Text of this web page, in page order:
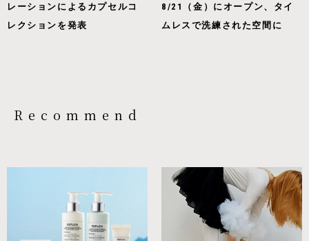
レーションによるカプセルコ
レクションを発表
8/21（金）にオープン、タイ
ムレスで洗練された空間に
Recommend